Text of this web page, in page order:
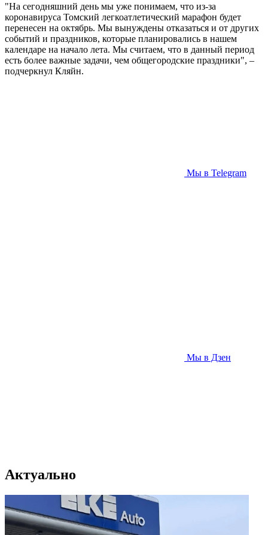
"На сегодняшний день мы уже понимаем, что из-за
коронавируса Томский легкоатлетический марафон будет
перенесен на октябрь. Мы вынуждены отказаться и от других
событий и праздников, которые планировались в нашем
календаре на начало лета. Мы считаем, что в данный период
есть более важные задачи, чем общегородские праздники", –
подчеркнул Кляйн.
Мы в Telegram
Мы в Дзен
Актуально